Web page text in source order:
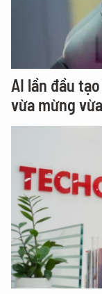
AI lần đầu
vừa mừng